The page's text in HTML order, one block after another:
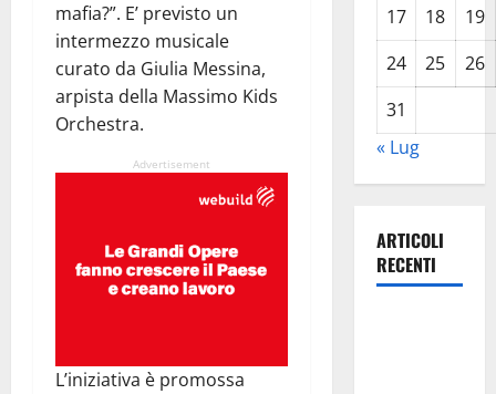
mafia?”. E’ previsto un
intermezzo musicale
curato da Giulia Messina,
arpista della Massimo Kids
Orchestra.
Advertisement
L’iniziativa è promossa
17
18
19
24
25
26
31
« Lug
ARTICOLI
RECENTI